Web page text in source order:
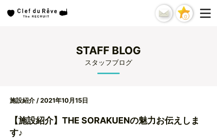
0
STAFF BLOG
スタッフブログ
施設紹介 / 2021年10月15日
【施設紹介】THE SORAKUENの魅力お伝えしま
す♪